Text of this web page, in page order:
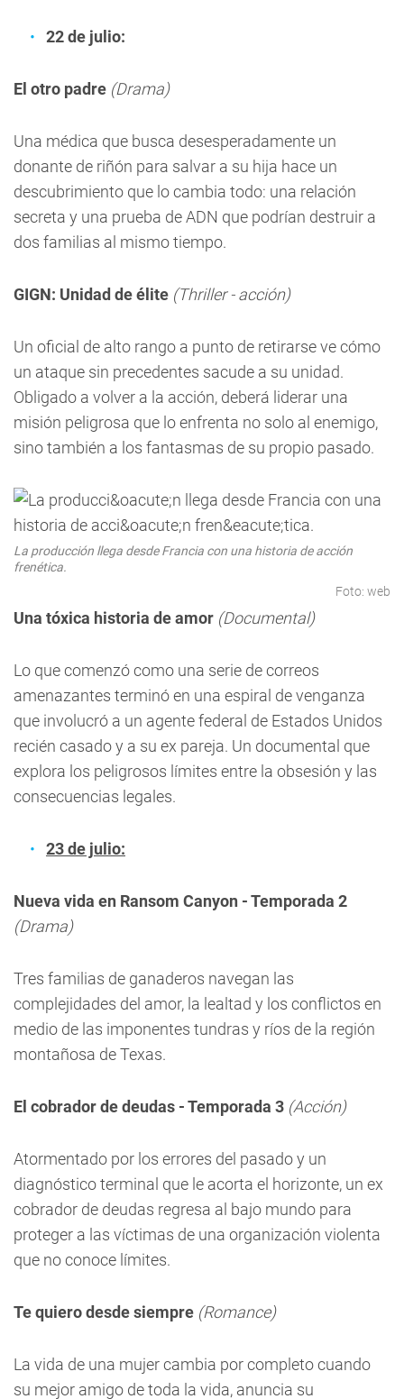
22 de julio:
El otro padre (Drama)
Una médica que busca desesperadamente un
donante de riñón para salvar a su hija hace un
descubrimiento que lo cambia todo: una relación
secreta y una prueba de ADN que podrían destruir a
dos familias al mismo tiempo.
GIGN: Unidad de élite (Thriller - acción)
Un oficial de alto rango a punto de retirarse ve cómo
un ataque sin precedentes sacude a su unidad.
Obligado a volver a la acción, deberá liderar una
misión peligrosa que lo enfrenta no solo al enemigo,
sino también a los fantasmas de su propio pasado.
La producción llega desde Francia con una historia de acción
frenética.
Foto: web
Una tóxica historia de amor (Documental)
Lo que comenzó como una serie de correos
amenazantes terminó en una espiral de venganza
que involucró a un agente federal de Estados Unidos
recién casado y a su ex pareja. Un documental que
explora los peligrosos límites entre la obsesión y las
consecuencias legales.
23 de julio:
Nueva vida en Ransom Canyon - Temporada 2
(Drama)
Tres familias de ganaderos navegan las
complejidades del amor, la lealtad y los conflictos en
medio de las imponentes tundras y ríos de la región
montañosa de Texas.
El cobrador de deudas - Temporada 3 (Acción)
Atormentado por los errores del pasado y un
diagnóstico terminal que le acorta el horizonte, un ex
cobrador de deudas regresa al bajo mundo para
proteger a las víctimas de una organización violenta
que no conoce límites.
Te quiero desde siempre (Romance)
La vida de una mujer cambia por completo cuando
su mejor amigo de toda la vida, anuncia su